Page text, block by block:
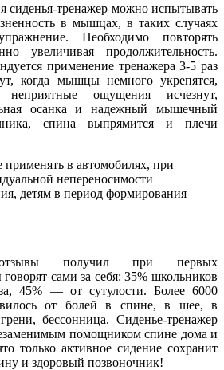
сиденья-тренажер можно испытывать
в мышцах, в таких случаях
Необходимо повторять
увеличивая продолжительность.
применение тренажера 3-5 раз
когда мышцы немного укрепятся,
ощущения исчезнут,
осанка и надежный мышечный
спина выпрямится и плечи
применять в автомобилях, при
непереносимости
детям в период формирования
отзывы получил при первых
сами за себя: 35% школьников
45% — от сутулости. Более 6000
от болей в спине, в шее, в
бессонница. Сиденье-тренажер
помощником спине дома и
только активное сидение сохранит
и здоровый позвоночник!